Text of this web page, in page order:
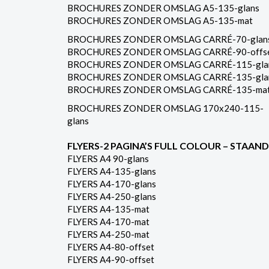
BROCHURES ZONDER OMSLAG A5-135-glans
BROCHURES ZONDER OMSLAG A5-135-mat
BROCHURES ZONDER OMSLAG CARRÉ-70-
BROCHURES ZONDER OMSLAG CARRÉ-90-
BROCHURES ZONDER OMSLAG CARRÉ-115-
BROCHURES ZONDER OMSLAG CARRÉ-135-
BROCHURES ZONDER OMSLAG CARRÉ-135-
BROCHURES ZONDER OMSLAG 170x240-115-
glans
FLYERS-2 PAGINA’S FULL COLOUR – STAAND
FLYERS A4 90-glans
FLYERS A4-135-glans
FLYERS A4-170-glans
FLYERS A4-250-glans
FLYERS A4-135-mat
FLYERS A4-170-mat
FLYERS A4-250-mat
FLYERS A4-80-offset
FLYERS A4-90-offset